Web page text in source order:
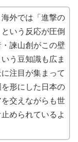
外では「進撃の
いう反応が圧倒
諫山創がこの壁
う豆知識も広ま
注目が集まって
形にした日本の
交えながらも世
められているよ